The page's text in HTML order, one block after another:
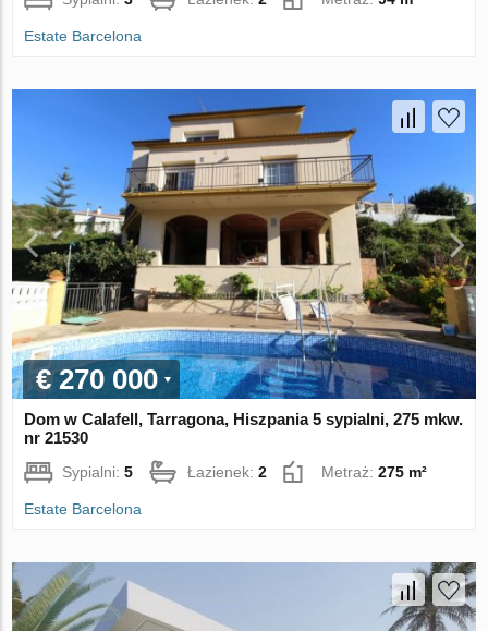
Estate Barcelona
€ 270 000
Dom w Calafell, Tarragona, Hiszpania 5 sypialni, 275 mkw.
nr 21530
Sypialni:5 Łazienek:2 Metraż:275 m²
Estate Barcelona